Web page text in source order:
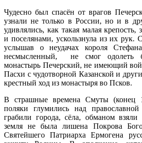
Чудесно был спасён от врагов
узнали не только в России, но и в
удивлялись, как такая малая
и поселянами, ускользнула из их рук.
услышав о неудачах короля
несмысленный, не смог одолеть
монастырь Печерский, не имеющий
Пасхи с чудотворной Казанской и
крестный ход из монастыря во Псков.
В страшные времена Смуты (конец
поляки глумились над
грабили города, сёла, обманом
земля не была лишена Покрова
Святейшего Патриарха Ермогена